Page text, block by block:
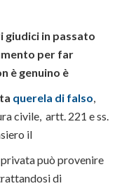
giudici in passato
per far
è genuino è
querela di falso,
civile, artt. 221 e ss.
il
può provenire
di